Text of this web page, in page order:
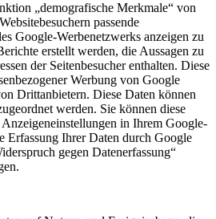
„demografische Merkmale“ von
passende
Google-Werbenetzwerks anzeigen zu
erstellt werden, die Aussagen zu
der Seitenbesucher enthalten. Diese
Werbung von Google
Drittanbietern. Diese Daten können
werden. Sie können diese
in Ihrem Google-
Erfassung Ihrer Daten durch Google
gegen Datenerfassung“